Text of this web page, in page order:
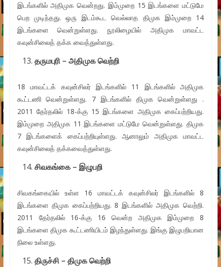
இடங்களில் அதிமுக வென்றது. இம்முறை 15 இடங்களை மட்டுமே
பெற முடிந்தது. ஒரு இடம்கூட வெல்லாத திமுக இம்முறை 14
இடங்களை வென்றுள்ளது. நூலிழையில் அதிமுக மாவட்ட
கவுன்சிலைத் தக்க வைத்துள்ளது.
தருமபுரி – அதிமுக வெற்றி
18 மாவட்டக் கவுன்சிலர் இடங்களில் 11 இடங்களில் அதிமுக
கூட்டணி வென்றுள்ளது. 7 இடங்களில் திமுக வென்றுள்ளது .
2011 தேர்தலில் 18-க்கு 15 இடங்களை அதிமுக கைப்பற்றியது.
இம்முறை அதிமுக 11 இடங்களை மட்டுமே வென்றுள்ளது. திமுக
7 இடங்களைக் கைப்பற்றியுள்ளது. ஆனாலும் அதிமுக மாவட்ட
கவுன்சிலைத் தக்கவைத்துள்ளது.
சிவகங்கை – இழுபறி
சிவகங்கையில் உள்ள 16 மாவட்டக் கவுன்சிலர் இடங்களில் 8
இடங்களை திமுக கைப்பற்றியது. 8 இடங்களில் அதிமுக வெற்றி.
2011 தேர்தலில் 16-க்கு 16 வென்ற அதிமுக இம்முறை 8
இடங்களை திமுக கூட்டணியிடம் இழந்துள்ளது. இங்கு இழுபறியான
நிலை உள்ளது.
திருச்சி – திமுக வெற்றி